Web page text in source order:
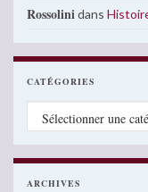
Rossolinidans
CATÉGORIES
Catégories
ARCHIVES